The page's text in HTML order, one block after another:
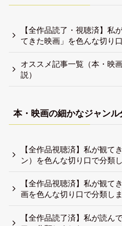
犀川後
ギリギリ生き延
4000冊以上の本を読み、500
た。
言語化しにくいことを言語化す
自己紹介